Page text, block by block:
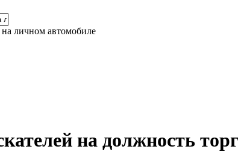
на личном автомобиле
на должность